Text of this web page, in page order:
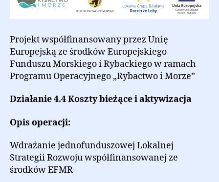
Projekt współfinansowany przez Unię
Europejską ze środków Europejskiego
Funduszu Morskiego i Rybackiego w ramach
Programu Operacyjnego „Rybactwo i Morze”
Działanie 4.4 Koszty bieżące i aktywizacja
Opis operacji:
Wdrażanie jednofunduszowej Lokalnej
Strategii Rozwoju współfinansowanej ze
środków EFMR